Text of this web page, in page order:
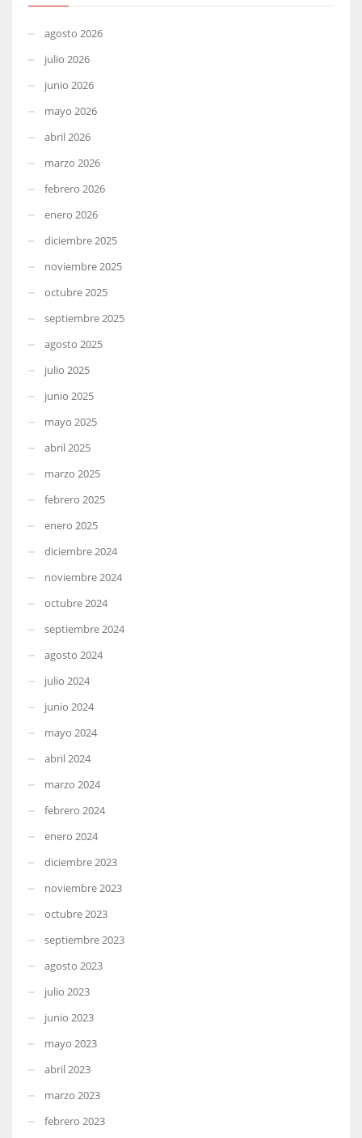
agosto 2026
julio 2026
junio 2026
mayo 2026
abril 2026
marzo 2026
febrero 2026
enero 2026
diciembre 2025
noviembre 2025
octubre 2025
septiembre 2025
agosto 2025
julio 2025
junio 2025
mayo 2025
abril 2025
marzo 2025
febrero 2025
enero 2025
diciembre 2024
noviembre 2024
octubre 2024
septiembre 2024
agosto 2024
julio 2024
junio 2024
mayo 2024
abril 2024
marzo 2024
febrero 2024
enero 2024
diciembre 2023
noviembre 2023
octubre 2023
septiembre 2023
agosto 2023
julio 2023
junio 2023
mayo 2023
abril 2023
marzo 2023
febrero 2023